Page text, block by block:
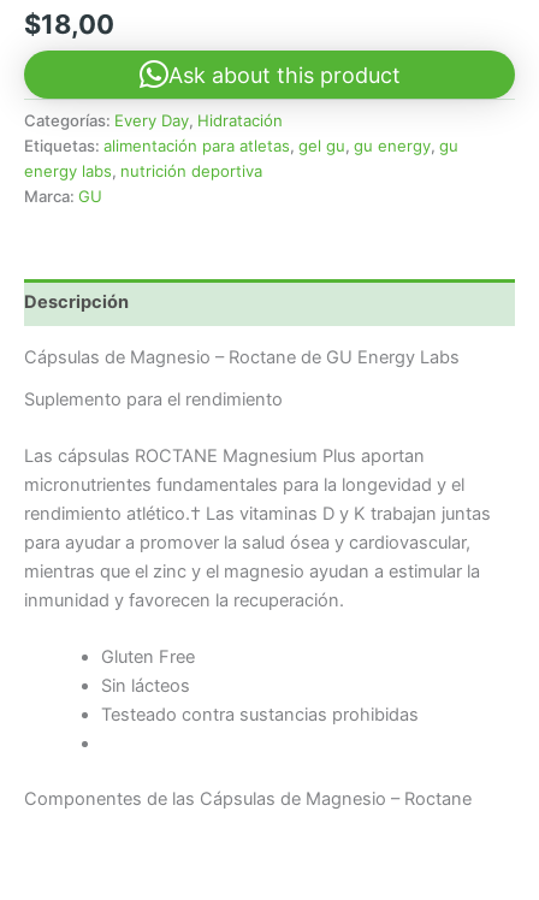
$18,00
Ask about this product
Categorías: Every Day, Hidratación
Etiquetas: alimentación para atletas, gel gu, gu energy, gu
energy labs, nutrición deportiva
Marca: GU
Descripción
Cápsulas de Magnesio – Roctane de GU Energy Labs
Suplemento para el rendimiento
Las cápsulas ROCTANE Magnesium Plus aportan
micronutrientes fundamentales para la longevidad y el
rendimiento atlético.† Las vitaminas D y K trabajan juntas
para ayudar a promover la salud ósea y cardiovascular,
mientras que el zinc y el magnesio ayudan a estimular la
inmunidad y favorecen la recuperación.
Gluten Free
Sin lácteos
Testeado contra sustancias prohibidas
Componentes de las Cápsulas de Magnesio – Roctane